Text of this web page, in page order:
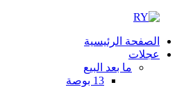
الصفحة الرئيسية
عجلات
ما بعد البيع
13 بوصة